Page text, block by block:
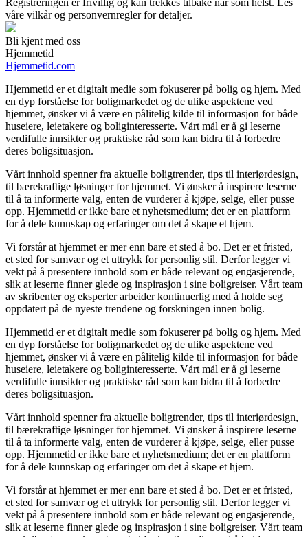
Registreringen er frivillig og kan trekkes tilbake når som helst. Les
våre vilkår og personvernregler for detaljer.
Bli kjent med oss
Hjemmetid
Hjemmetid.com
Hjemmetid er et digitalt medie som fokuserer på bolig og hjem. Med
en dyp forståelse for boligmarkedet og de ulike aspektene ved
hjemmet, ønsker vi å være en pålitelig kilde til informasjon for både
huseiere, leietakere og boliginteresserte. Vårt mål er å gi leserne
verdifulle innsikter og praktiske råd som kan bidra til å forbedre
deres boligsituasjon.
Vårt innhold spenner fra aktuelle boligtrender, tips til interiørdesign,
til bærekraftige løsninger for hjemmet. Vi ønsker å inspirere leserne
til å ta informerte valg, enten de vurderer å kjøpe, selge, eller pusse
opp. Hjemmetid er ikke bare et nyhetsmedium; det er en plattform
for å dele kunnskap og erfaringer om det å skape et hjem.
Vi forstår at hjemmet er mer enn bare et sted å bo. Det er et fristed,
et sted for samvær og et uttrykk for personlig stil. Derfor legger vi
vekt på å presentere innhold som er både relevant og engasjerende,
slik at leserne finner glede og inspirasjon i sine boligreiser. Vårt team
av skribenter og eksperter arbeider kontinuerlig med å holde seg
oppdatert på de nyeste trendene og forskningen innen bolig.
Hjemmetid er et digitalt medie som fokuserer på bolig og hjem. Med
en dyp forståelse for boligmarkedet og de ulike aspektene ved
hjemmet, ønsker vi å være en pålitelig kilde til informasjon for både
huseiere, leietakere og boliginteresserte. Vårt mål er å gi leserne
verdifulle innsikter og praktiske råd som kan bidra til å forbedre
deres boligsituasjon.
Vårt innhold spenner fra aktuelle boligtrender, tips til interiørdesign,
til bærekraftige løsninger for hjemmet. Vi ønsker å inspirere leserne
til å ta informerte valg, enten de vurderer å kjøpe, selge, eller pusse
opp. Hjemmetid er ikke bare et nyhetsmedium; det er en plattform
for å dele kunnskap og erfaringer om det å skape et hjem.
Vi forstår at hjemmet er mer enn bare et sted å bo. Det er et fristed,
et sted for samvær og et uttrykk for personlig stil. Derfor legger vi
vekt på å presentere innhold som er både relevant og engasjerende,
slik at leserne finner glede og inspirasjon i sine boligreiser. Vårt team